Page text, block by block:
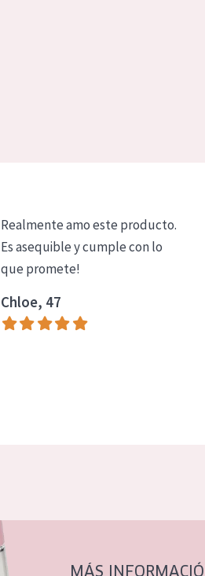
Realmente amo este producto.
Es asequible y cumple con lo
que promete!
Chloe, 47
MÁS